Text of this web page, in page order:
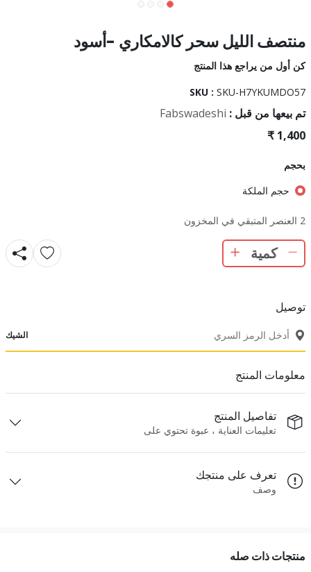
منتصف الليل سحر كالامكاري -أسود
كن أول من يراجع هذا المنتج
SKU : SKU-H7YKUMDO57
تم بيعها من قبل : Fabswadeshi
بحجم
حجم الملكة
2 العنصر المتبقي في المخزون
توصيل
الشيك
معلومات المنتج
تفاصيل المنتج
تعليمات العناية ، عبوة تحتوي على
تعرف على منتجك
وصف
منتجات ذات صله